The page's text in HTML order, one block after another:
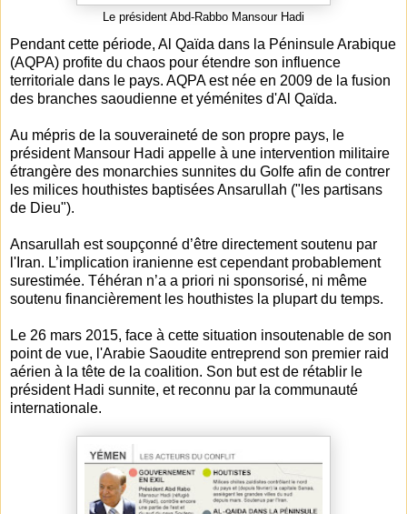
Le président Abd-Rabbo Mansour Hadi
Pendant cette période, Al Qaïda dans la Péninsule Arabique
(AQPA) profite du chaos pour étendre son influence
territoriale dans le pays. AQPA est née en 2009 de la fusion
des branches saoudienne et yéménites d'Al Qaïda.
Au mépris de la souveraineté de son propre pays, le
président Mansour Hadi appelle à une intervention militaire
étrangère des monarchies sunnites du Golfe afin de contrer
les milices houthistes baptisées Ansarullah ("les partisans
de Dieu").
Ansarullah est soupçonné d’être directement soutenu par
l'Iran. L’implication iranienne est cependant probablement
surestimée. Téhéran n’a a priori ni sponsorisé, ni même
soutenu financièrement les houthistes la plupart du temps.
Le 26 mars 2015, face à cette situation insoutenable de son
point de vue, l'Arabie Saoudite entreprend son premier raid
aérien à la tête de la coalition. Son but est de rétablir le
président Hadi sunnite, et reconnu par la communauté
internationale.